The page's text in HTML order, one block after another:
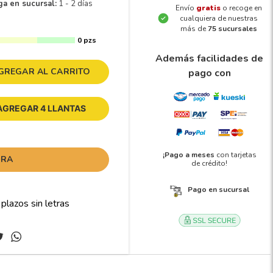
en sucursal: 1 - 2 días
0 pzs
AL CARRITO
4 LLANTAS
Envío gratis o recoge en
cualquiera de nuestras
más de75 sucursales
Además facilidades de
pago con
¡Pago a meses con tarjetas
de crédito!
Pago en sucursal